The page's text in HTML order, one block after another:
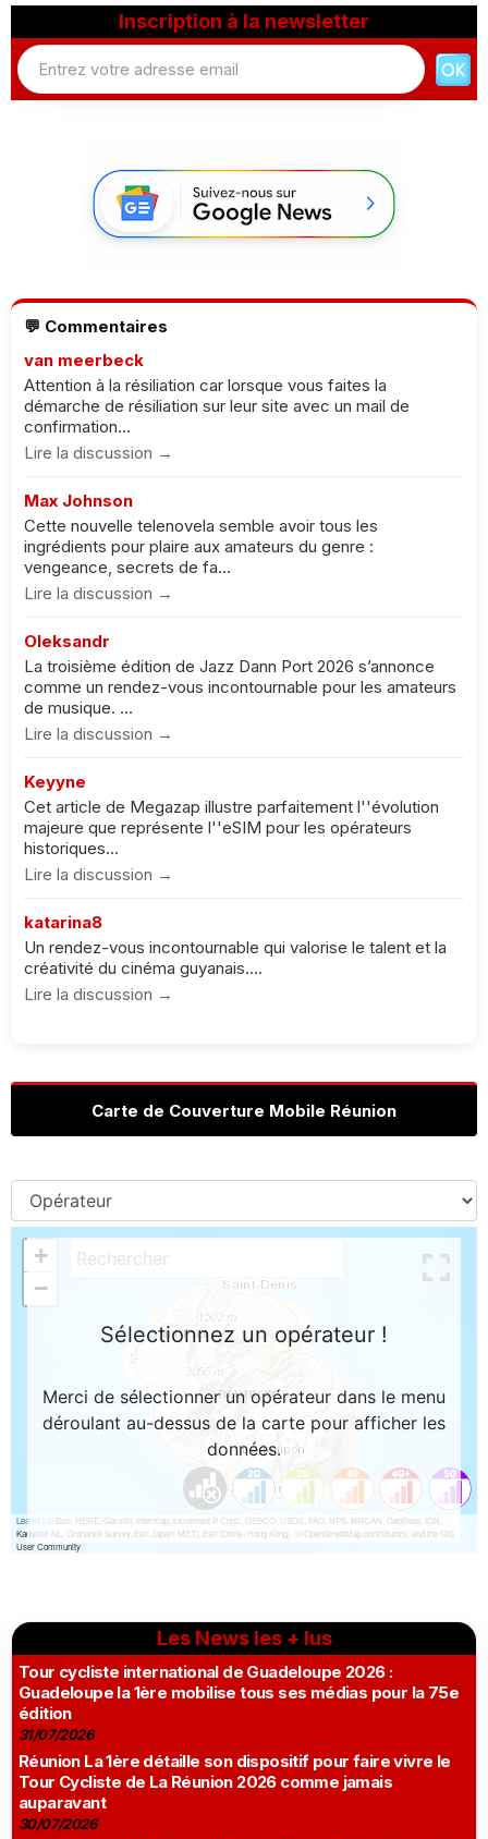
Inscription à la newsletter
💬 Commentaires
van meerbeck
Attention à la résiliation car lorsque vous faites la
démarche de résiliation sur leur site avec un mail de
confirmation...
Lire la discussion →
Max Johnson
Cette nouvelle telenovela semble avoir tous les
ingrédients pour plaire aux amateurs du genre :
vengeance, secrets de fa...
Lire la discussion →
Oleksandr
La troisième édition de Jazz Dann Port 2026 s’annonce
comme un rendez-vous incontournable pour les amateurs
de musique. ...
Lire la discussion →
Keyyne
Cet article de Megazap illustre parfaitement l''évolution
majeure que représente l''eSIM pour les opérateurs
historiques...
Lire la discussion →
katarina8
Un rendez-vous incontournable qui valorise le talent et la
créativité du cinéma guyanais....
Lire la discussion →
Carte de Couverture Mobile Réunion
Les News les + lus
Tour cycliste international de Guadeloupe 2026 :
Guadeloupe la 1ère mobilise tous ses médias pour la 75e
édition
31/07/2026
Réunion La 1ère détaille son dispositif pour faire vivre le
Tour Cycliste de La Réunion 2026 comme jamais
auparavant
30/07/2026